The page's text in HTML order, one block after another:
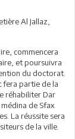
Al Jallaz,
commencera
et poursuivra
du doctorat.
fera partie de la
réhabiliter Dar
de Sfax
La réussite sera
de la ville.